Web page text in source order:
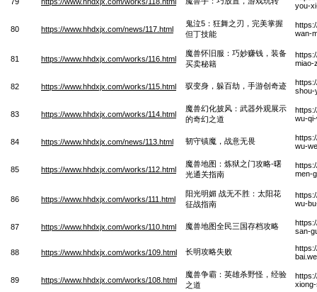
you-
80 https://www.hhdxjx.com/news/117.html
鬼泣5：狂舞之刃，完美掌握
但丁技能
wan-
81 https://www.hhdxjx.com/works/116.html
魔兽怀旧服：巧妙赚钱，装备
买卖秘籍
miao-
82 https://www.hhdxjx.com/works/115.html 驭变身，躲百劫，手游创奇迹
shou-
83 https://www.hhdxjx.com/works/114.html
魔兽幻化披风：武器外观展示
的奇幻之道
wu-
84 https://www.hhdxjx.com/news/113.html 韧守镇魔，战意无畏
wu-
85 https://www.hhdxjx.com/works/112.html
魔兽地图：炼狱之门攻略-曙
光通关指南
men-
86 https://www.hhdxjx.com/works/111.html
阳光明媚 战无不胜：太阳花
征战指南
wu-
87 https://www.hhdxjx.com/works/110.html 魔兽地图全民三国存档攻略
san-
88 https://www.hhdxjx.com/works/109.html 长明攻略失败
89 https://www.hhdxjx.com/works/108.html
魔兽争霸：英雄杀野怪，经验
之道